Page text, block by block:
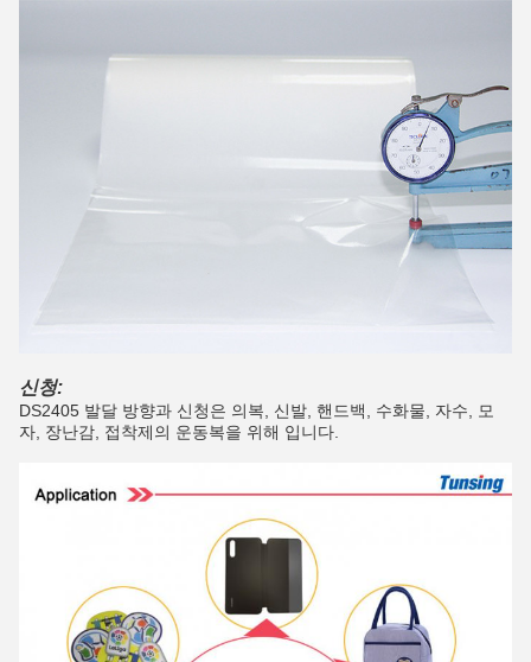
신청:
DS2405 발달 방향과 신청은 의복, 신발, 핸드백, 수화물, 자수, 모
자, 장난감, 접착제의 운동복을 위해 입니다.